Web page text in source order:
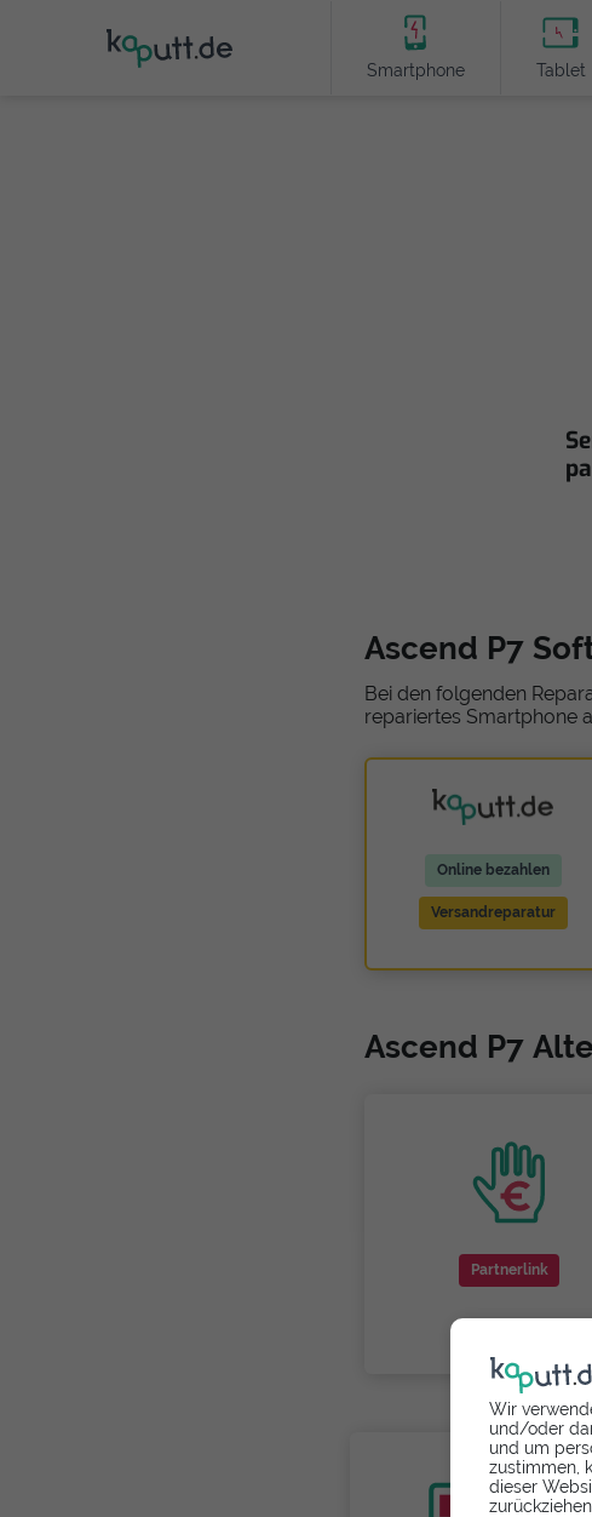
Wir
und/oder
und um
zustimmen,
dieser
Smartphone Tablet
Ascend P7
Bei den folgenden
repariertes Smartphone
Online bezahlen
Versandreparatur
Ascend P7
Partnerlink